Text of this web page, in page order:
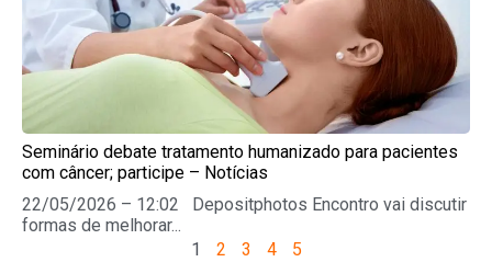
Seminário debate tratamento humanizado para pacientes
com câncer; participe – Notícias
22/05/2026 – 12:02 Depositphotos Encontro vai discutir
formas de melhorar...
1
2 3 4 5